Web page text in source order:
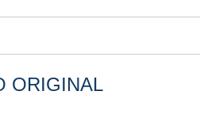
ORIGINAL